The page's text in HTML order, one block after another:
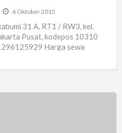
6 Oktober 2015
31 A, RT1 / RW3, kel.
Pusat, kodepos 10310
Harga sewa